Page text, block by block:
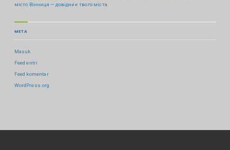
місто Вінниця — довідник твого міста.
META
Masuk
Feed entri
Feed komentar
WordPress.org